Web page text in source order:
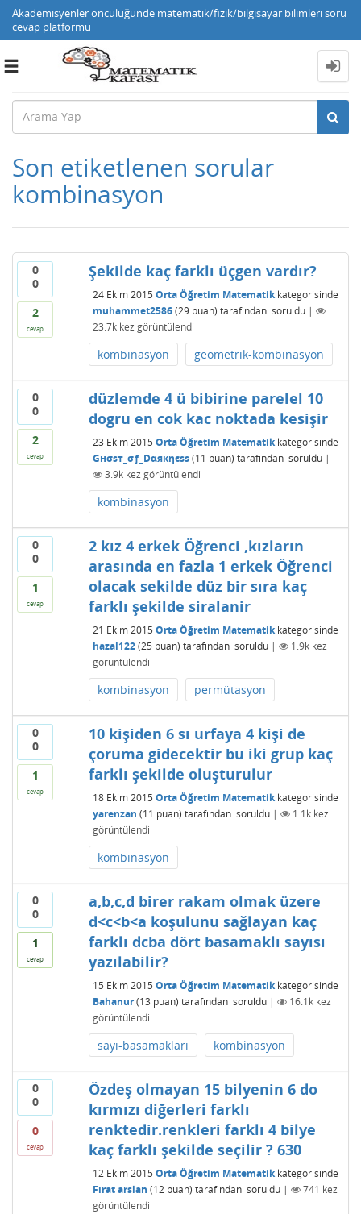
Akademisyenler öncülüğünde matematik/fizik/bilgisayar bilimleri soru
cevap platformu
Toggle
Son etiketlenen sorular
kombinasyon
0
0
2
cevap
Şekilde kaç farklı üçgen vardır?
24 Ekim 2015 Orta Öğretim Matematikkategorisinde
muhammet2586 (29puan) tarafından soruldu |
23.7kkez görüntülendi
kombinasyon geometrik-kombinasyon
0
0
2
cevap
düzlemde 4 ü bibirine parelel 10
dogru en cok kac noktada kesişir
23 Ekim 2015 Orta Öğretim Matematikkategorisinde
Gнσѕт_σƒ_Dαякηєѕѕ (11 puan) tarafından soruldu |
3.9kkez görüntülendi
kombinasyon
0
0
1
cevap
2 kız 4 erkek Öğrenci ,kızların
arasında en fazla 1 erkek Öğrenci
olacak sekilde düz bir sıra kaç
farklı şekilde siralanir
21 Ekim 2015 Orta Öğretim Matematikkategorisinde
hazal122 (25 puan) tarafından soruldu | 1.9kkez
görüntülendi
kombinasyon permütasyon
0
0
1
cevap
10 kişiden 6 sı urfaya 4 kişi de
çoruma gidecektir bu iki grup kaç
farklı şekilde oluşturulur
18 Ekim 2015 Orta Öğretim Matematikkategorisinde
yarenzan (11 puan) tarafından soruldu | 1.1kkez
görüntülendi
kombinasyon
0
0
1
cevap
a,b,c,d birer rakam olmak üzere
d<c<b<a koşulunu sağlayan kaç
farklı dcba dört basamaklı sayısı
yazılabilir?
15 Ekim 2015 Orta Öğretim Matematikkategorisinde
Bahanur (13 puan) tarafından soruldu | 16.1kkez
görüntülendi
sayı-basamakları kombinasyon
0
0
0
cevap
Özdeş olmayan 15 bilyenin 6 do
kırmızı diğerleri farklı
renktedir.renkleri farklı 4 bilye
kaç farklı şekilde seçilir ? 630
12 Ekim 2015 Orta Öğretim Matematikkategorisinde
Fırat arslan (12puan) tarafından soruldu | 741 kez
görüntülendi